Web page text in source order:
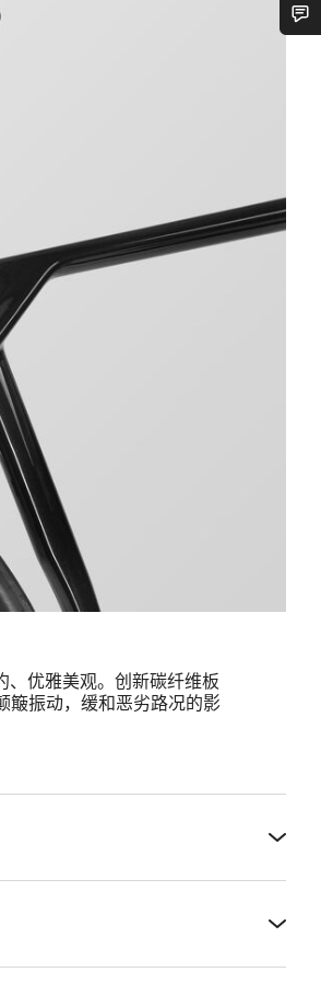
、优雅美观。创新碳纤维板
簸振动，缓和恶劣路况的影
关闭